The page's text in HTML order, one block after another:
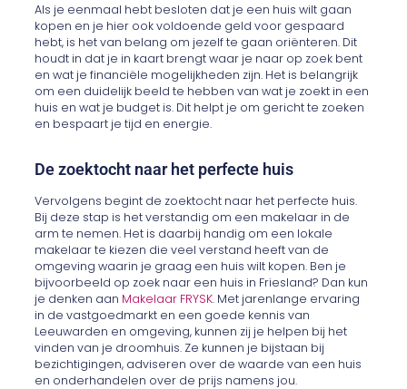
Als je eenmaal hebt besloten dat je een huis wilt gaan
kopen en je hier ook voldoende geld voor gespaard
hebt, is het van belang om jezelf te gaan oriënteren. Dit
houdt in dat je in kaart brengt waar je naar op zoek bent
en wat je financiële mogelijkheden zijn. Het is belangrijk
om een duidelijk beeld te hebben van wat je zoekt in een
huis en wat je budget is. Dit helpt je om gericht te zoeken
en bespaart je tijd en energie.
De zoektocht naar het perfecte huis
Vervolgens begint de zoektocht naar het perfecte huis.
Bij deze stap is het verstandig om een makelaar in de
arm te nemen. Het is daarbij handig om een lokale
makelaar te kiezen die veel verstand heeft van de
omgeving waarin je graag een huis wilt kopen. Ben je
bijvoorbeeld op zoek naar een huis in Friesland? Dan kun
je denken aan Makelaar FRYSK. Met jarenlange ervaring
in de vastgoedmarkt en een goede kennis van
Leeuwarden en omgeving, kunnen zij je helpen bij het
vinden van je droomhuis. Ze kunnen je bijstaan bij
bezichtigingen, adviseren over de waarde van een huis
en onderhandelen over de prijs namens jou.